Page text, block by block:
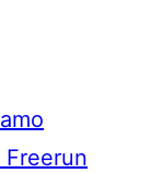
Freerun